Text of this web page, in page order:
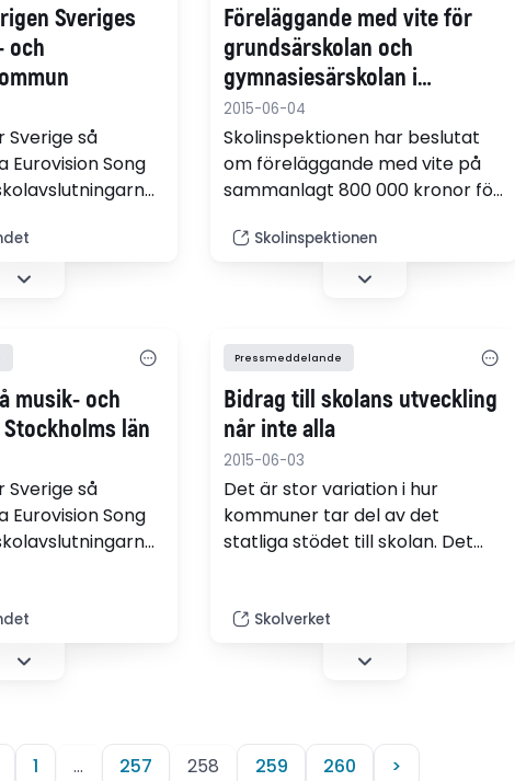
Sveriges
och
Sverige så
Eurovision Song
Sveriges
Föreläggande med vite för
grundsärskolan och
gymnasiesärskolan i
Norrtälje kommun
2015-06-04
Skolinspektionen har beslutat
om föreläggande med vite på
sammanlagt 800 000 kronor för
tjänstemän i Norrtälje kommun
skyndsamt ska rätta till
kommunens grundsärskola och
gymnasiesärskola.
Skolinspektionen
musik- och
län
Sverige så
Eurovision Song
Solna
för Stockholms
Pressmeddelande
Bidrag till skolans utveckling
når inte alla
2015-06-03
Det är stor variation i hur
kommuner tar del av det
statliga stödet till skolan. Det
själva måste finansiera delar av
satsningen.
Skolverket
1 … 257 258 259 260 >